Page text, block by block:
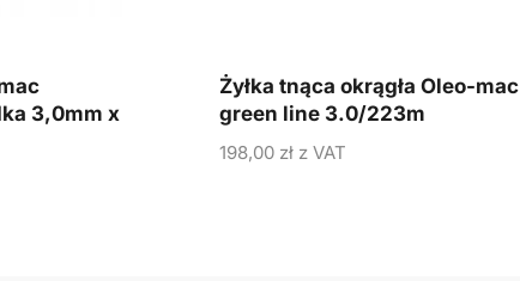
3,0mm x
Żyłka tnąca okrągła Oleo-mac
green line 3.0/223m
198,00 zł z VAT